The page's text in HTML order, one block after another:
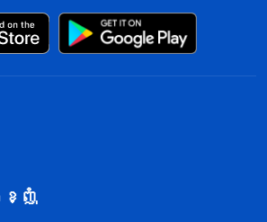
ខ្ញុំ